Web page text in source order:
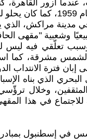
أزور
1915، ومن زواره ألفرد
فيه ليس
والشمس مشرقة،
إبان فترة
وخلال
للاجتماع في هذا